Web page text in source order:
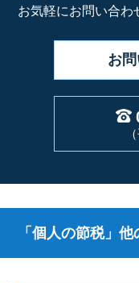
お気軽にお問い合わ
お
「個人の節税」